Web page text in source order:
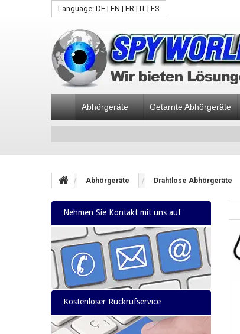
Language: DE | EN | FR | IT | ES
Abhörgeräte Getarnte Abhörgeräte
Abhörgeräte Drahtlose Abhörgeräte
Nehmen Sie Kontakt mit uns auf
Kostenloser Rückrufservice